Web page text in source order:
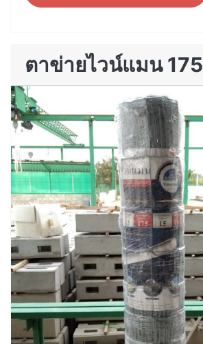
ตาข่ายไวน์แมน 175